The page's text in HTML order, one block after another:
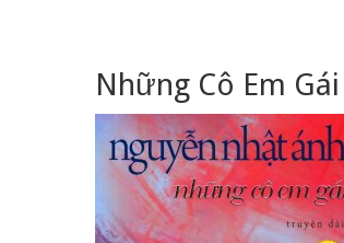
Những Cô Em